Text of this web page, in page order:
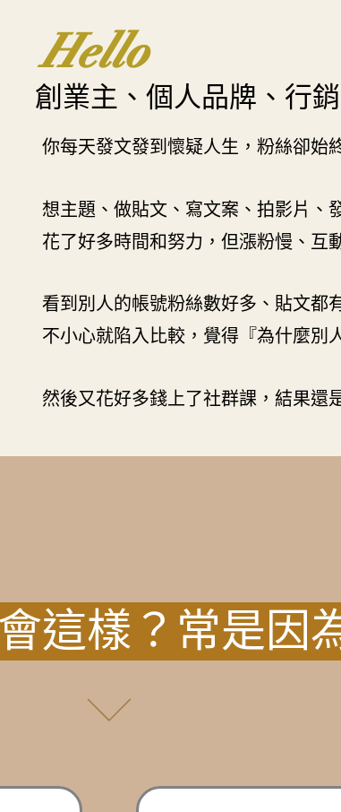
Hello
創業主、個人品牌、行
你每天發文發到懷疑人生，粉絲卻始
想主題、做貼文、寫文案、拍影片
花了好多時間和努力，但漲粉慢、互
看到別人的帳號粉絲數好多、貼文都
不小心就陷入比較，覺得『為什麼別
然後又花好多錢上了社群課，結果還
這樣？常是因